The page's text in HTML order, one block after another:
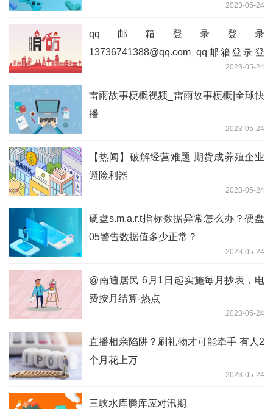
2023-05-24
qq邮箱登录登录
13736741388@qq.com_qq邮箱登录登
2023-05-24
雷雨故事梗概视频_雷雨故事梗概|全球快
播
2023-05-24
【热闻】破解经营难题 期货成养殖企业
避险利器
2023-05-24
硬盘s.m.a.r.t指标数据异常怎么办？硬盘
05警告数据值多少正常？
2023-05-24
@南通居民 6月1日起实施每月抄表，电
费按月结算-热点
2023-05-24
直播相亲陷阱？刷礼物才可能牵手 有人2
个月花上万
2023-05-24
三峡水库腾库应对汛期